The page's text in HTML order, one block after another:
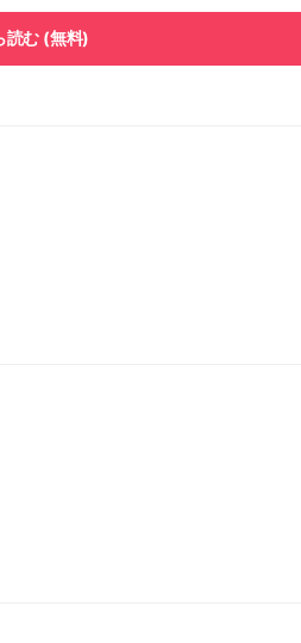
島美佐子（自請妃）と、
読む (無料)